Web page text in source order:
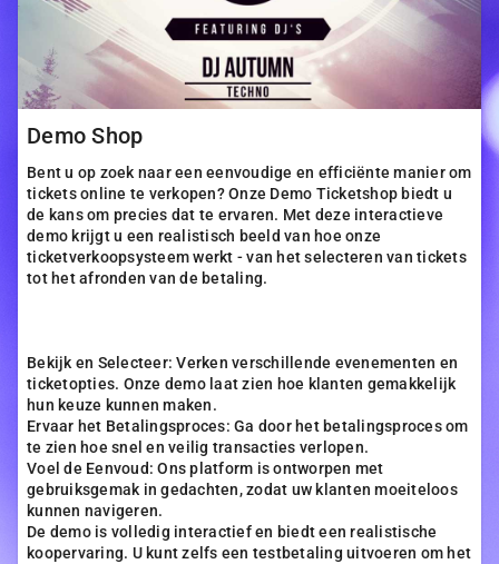
Demo Shop
Bent u op zoek naar een eenvoudige en efficiënte manier om
tickets online te verkopen? Onze Demo Ticketshop biedt u
de kans om precies dat te ervaren. Met deze interactieve
demo krijgt u een realistisch beeld van hoe onze
ticketverkoopsysteem werkt - van het selecteren van tickets
tot het afronden van de betaling.
Bekijk en Selecteer: Verken verschillende evenementen en
ticketopties. Onze demo laat zien hoe klanten gemakkelijk
hun keuze kunnen maken.
Ervaar het Betalingsproces: Ga door het betalingsproces om
te zien hoe snel en veilig transacties verlopen.
Voel de Eenvoud: Ons platform is ontworpen met
gebruiksgemak in gedachten, zodat uw klanten moeiteloos
kunnen navigeren.
De demo is volledig interactief en biedt een realistische
koopervaring. U kunt zelfs een testbetaling uitvoeren om het